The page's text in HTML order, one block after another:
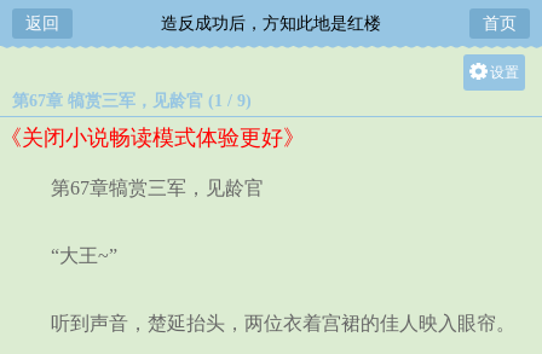
返回 造反成功后，方知此地是红楼 首页
设置
第67章 犒赏三军，见龄官 (1 / 9)
《关闭小说畅读模式体验更好》
第67章犒赏三军，见龄官
“大王~”
听到声音，楚延抬头，两位衣着宫裙的佳人映入眼帘。